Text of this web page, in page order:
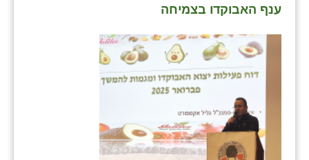
ענף האבוקדו בצמיחה